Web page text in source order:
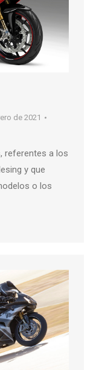
de 2021
referentes a los
y que
o los